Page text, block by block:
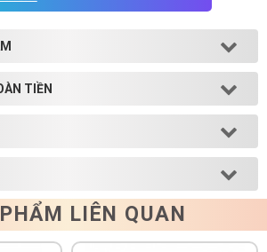
TIỀN
LIÊN QUAN